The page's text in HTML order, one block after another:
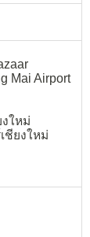
Mai Airport
ใหม่
ชียงใหม่